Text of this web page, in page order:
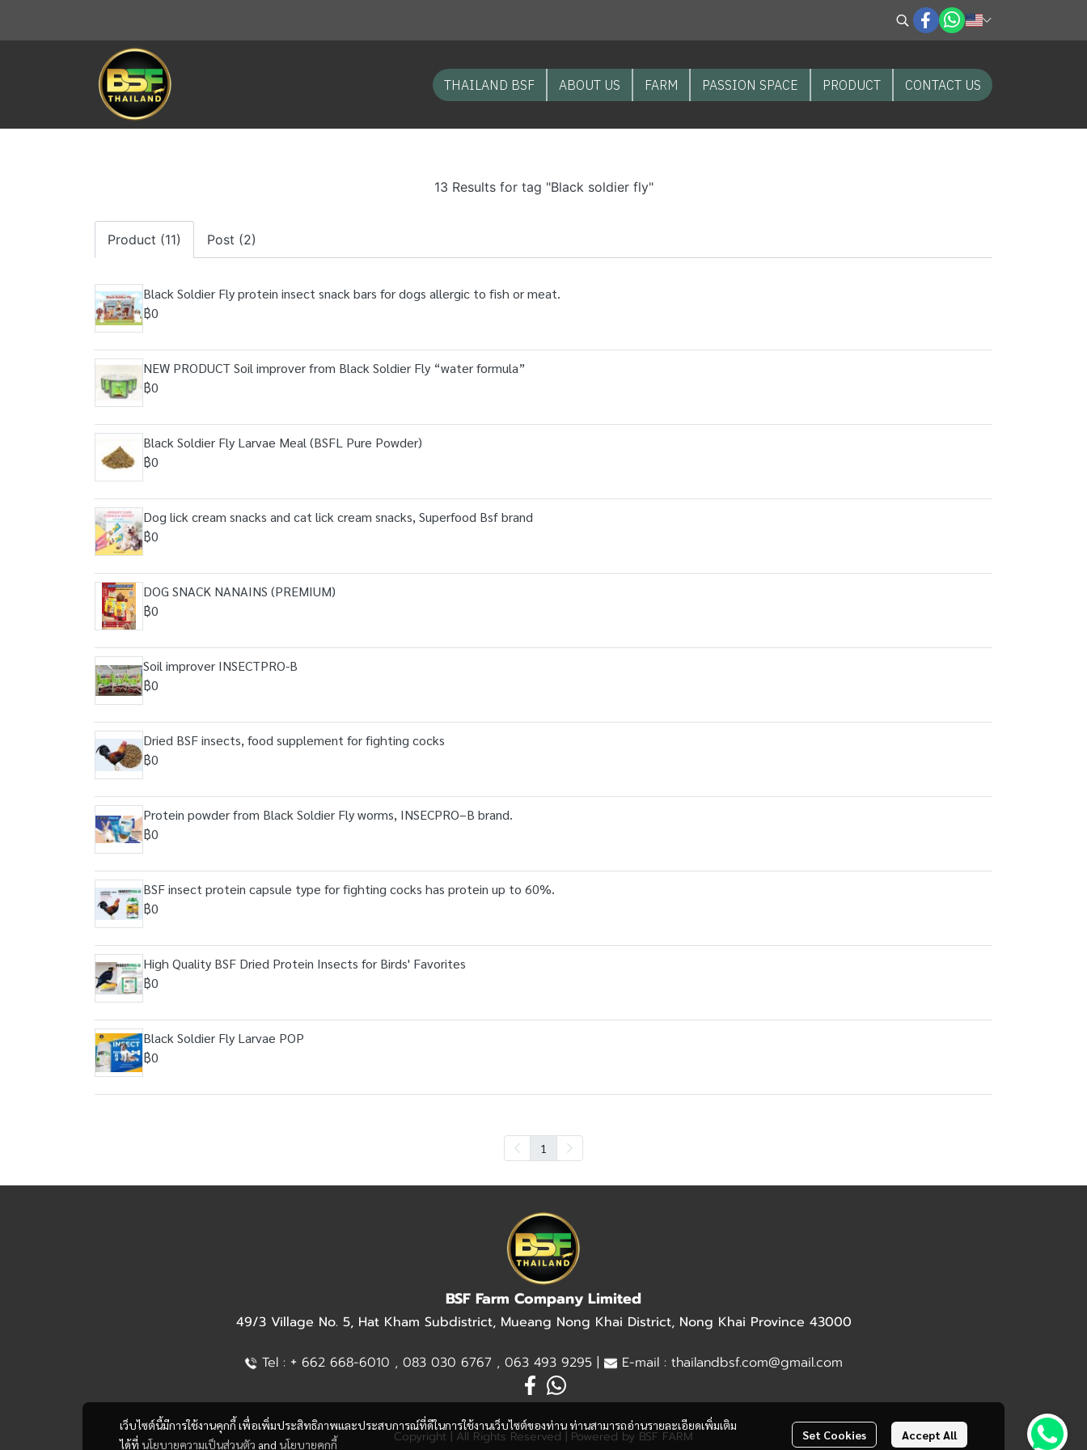
THAILAND BSF ABOUT US FARM PASSION SPACE PRODUCT CONTACT US
13 Results for tag "Black soldier fly"
Product (11) Post (2)
Black Soldier Fly protein insect snack bars for dogs allergic to fish or meat.
฿0
NEW PRODUCT Soil improver from Black Soldier Fly “water formula”
฿0
Black Soldier Fly Larvae Meal (BSFL Pure Powder)
฿0
Dog lick cream snacks and cat lick cream snacks, Superfood Bsf brand
฿0
DOG SNACK NANAINS (PREMIUM)
฿0
Soil improver INSECTPRO-B
฿0
Dried BSF insects, food supplement for fighting cocks
฿0
Protein powder from Black Soldier Fly worms, INSECPRO–B brand.
฿0
BSF insect protein capsule type for fighting cocks has protein up to 60%.
฿0
High Quality BSF Dried Protein Insects for Birds' Favorites
฿0
Black Soldier Fly Larvae POP
฿0
1
เว็บไซต์นี้มีการใช้งานคุกกี้ เพื่อเพิ่มประสิทธิภาพและประสบการณ์ที่ดีในการใช้งานเว็บไซต์ของท่าน ท่านสามารถอ่านรายละเอียดเพิ่มเติม
ได้ที่ นโยบายความเป็นส่วนตัว and นโยบายคุกกี้
Set Cookies Accept All
BSF Farm Company Limited
49/3 Village No. 5, Hat Kham Subdistrict, Mueang Nong Khai District, Nong Khai Province 43000
Tel : + 662 668-6010 , 083 030 6767 , 063 493 9295 | E-mail : thailandbsf.com@gmail.com
Copyright | All Rights Reserved | Powered by BSF FARM